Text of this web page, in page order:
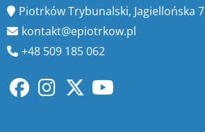
Piotrków Trybunalski, Jagiellońska 7
kontakt@epiotrkow.pl
+48 509 185 062